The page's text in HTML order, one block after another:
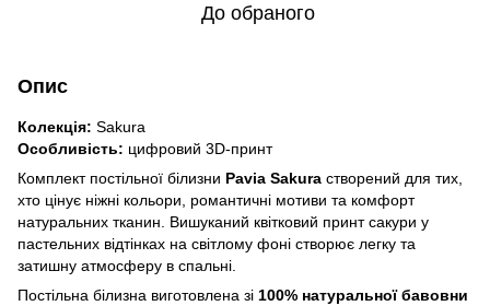
До обраного
Опис
Колекція: Sakura
Особливість: цифровий 3D-принт
Комплект постільної білизни Pavia Sakura створений для тих,
хто цінує ніжні кольори, романтичні мотиви та комфорт
натуральних тканин. Вишуканий квітковий принт сакури у
пастельних відтінках на світлому фоні створює легку та
затишну атмосферу в спальні.
Постільна білизна виготовлена зі 100% натуральної бавовни